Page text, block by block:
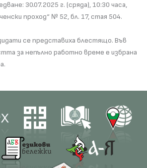
30.07.2025 г. (сряда), 10:30 часа,
проход“ № 52, бл. 17, стая 504.
се представиха блестящо. Във
за непълно работно време е избрана